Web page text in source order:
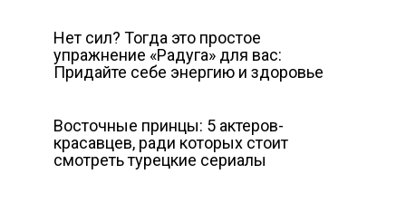
Нет сил? Тогда это простое
упражнение «Радуга» для вас:
Придайте себе энергию и здоровье
Восточные принцы: 5 актеров-
красавцев, ради которых стоит
смотреть турецкие сериалы